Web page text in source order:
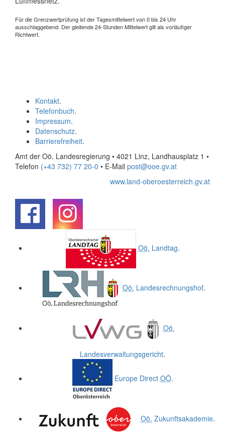
Für die Grenzwertprüfung ist der Tagesmittelwert von 0 bis 24 Uhr
ausschlaggebend. Der gleitende 24-Stunden Mittelwert gilt als vorläufiger
Richtwert.
Kontakt.
Telefonbuch.
Impressum.
Datenschutz.
Barrierefreiheit.
Amt der Oö. Landesregierung • 4021 Linz, Landhausplatz 1 •
Telefon (+43 732) 77 20-0 • E-Mail post@ooe.gv.at
www.land-oberoesterreich.gv.at
Oö. Landtag.
Oö. Landesrechnungshof.
Oö.
Landesverwaltungsgericht.
Europe Direct OÖ.
Oö. Zukunftsakademie.